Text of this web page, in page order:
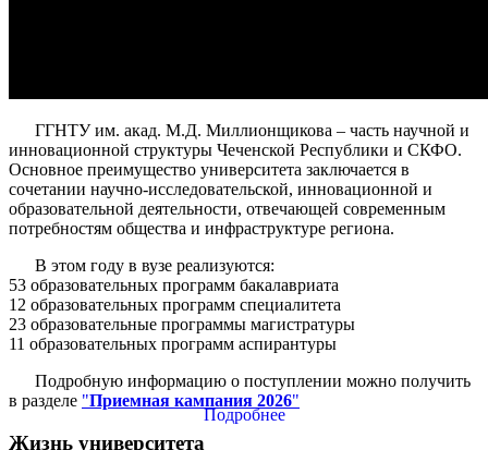
Подробнее
ГГНТУ им. акад. М.Д. Миллионщикова – часть научной и
инновационной структуры Чеченской Республики и СКФО.
Основное преимущество университета заключается в
сочетании научно-исследовательской, инновационной и
образовательной деятельности, отвечающей современным
потребностям общества и инфраструктуре региона.
В этом году в вузе реализуются:
53 образовательных программ бакалавриата
12 образовательных программ специалитета
23 образовательные программы магистратуры
11 образовательных программ аспирантуры
Подробную информацию о поступлении можно получить
в разделе "Приемная кампания 2026"
Жизнь университета